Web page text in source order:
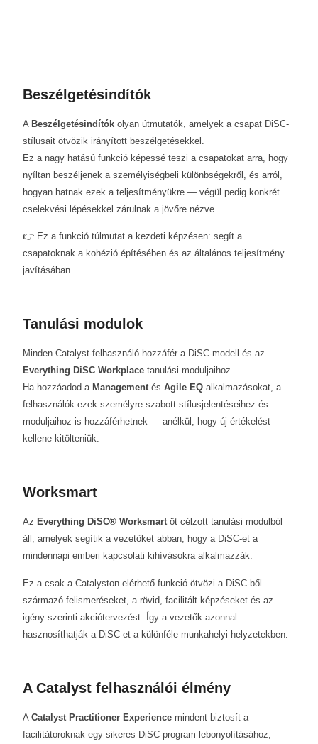
Beszélgetésindítók
ABeszélgetésindítók olyan útmutatók, amelyek a csapat DiSC-
stílusait ötvözik irányított beszélgetésekkel.
Ez a nagy hatású funkció képessé teszi a csapatokat arra, hogy
nyíltan beszéljenek a személyiségbeli különbségekről, és arról,
hogyan hatnak ezek a teljesítményükre — végül pedig konkrét
cselekvési lépésekkel zárulnak a jövőre nézve.
👉 Ez a funkció túlmutat a kezdeti képzésen: segít a
csapatoknak a kohézió építésében és az általános teljesítmény
javításában.
Tanulási modulok
Minden Catalyst-felhasználó hozzáfér a DiSC-modell és az
Everything DiSC Workplace tanulási moduljaihoz.
Ha hozzáadod a ManagementésAgile EQ alkalmazásokat, a
felhasználók ezek személyre szabott stílusjelentéseihez és
moduljaihoz is hozzáférhetnek — anélkül, hogy új értékelést
kellene kitölteniük.
Worksmart
Az Everything DiSC® Worksmartöt célzott tanulási modulból
áll, amelyek segítik a vezetőket abban, hogy a DiSC-et a
mindennapi emberi kapcsolati kihívásokra alkalmazzák.
Ez a csak a Catalyston elérhető funkció ötvözi a DiSC-ből
származó felismeréseket, a rövid, facilitált képzéseket és az
igény szerinti akciótervezést. Így a vezetők azonnal
hasznosíthatják a DiSC-et a különféle munkahelyi helyzetekben.
A Catalyst felhasználói élmény
ACatalyst Practitioner Experience mindent biztosít a
facilitátoroknak egy sikeres DiSC-program lebonyolításához,